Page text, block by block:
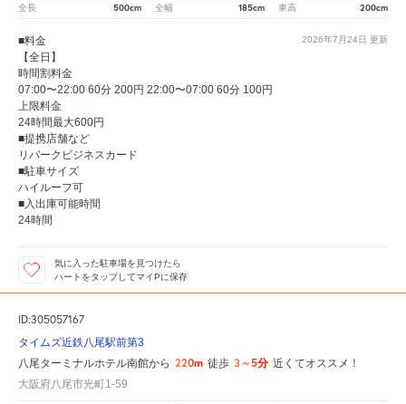
全長 500cm 全幅 185cm 車高 200cm
2026年7月24日 更新
■料金
【全日】
時間割料金
07:00〜22:00 60分 200円 22:00〜07:00 60分 100円
上限料金
24時間最大600円
■提携店舗など
リパークビジネスカード
■駐車サイズ
ハイルーフ可
■入出庫可能時間
24時間
気に入った駐車場を見つけたら
ハートをタップしてマイPに保存
ID:305057167
タイムズ近鉄八尾駅前第3
八尾ターミナルホテル南館から 220m 徒歩 3～5分 近くてオススメ！
大阪府八尾市光町1-59